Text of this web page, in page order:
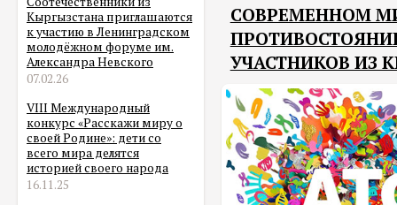
Кыргызстана приглашаются
к участию в Ленинградском
молодёжном форуме им.
Александра Невского
07.02.26
VIII Международный
конкурс «Расскажи миру о
своей Родине»: дети со
всего мира делятся
историей своего народа
16.11.25
СОВРЕМЕННОМ
УЧАСТНИКОВ ИЗ